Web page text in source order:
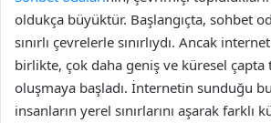
oldukça büyüktür. Başlangıçta, sohbet
sınırlı çevrelerle sınırlıydı. Ancak
birlikte, çok daha geniş ve küresel
oluşmaya başladı. İnternetin sunduğu
insanların yerel sınırlarını aşarak farklı